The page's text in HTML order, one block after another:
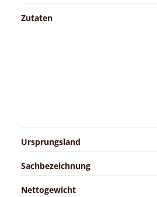
Zutaten
Ursprungsland
Sachbezeichnung
Nettogewicht